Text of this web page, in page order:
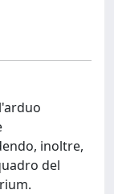
inoltre,
del